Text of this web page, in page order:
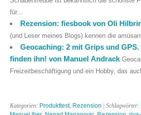
für...
Rezension: fiesbook von Oli
(und Leser meines Blogs) kennen die
Geocaching: 2 mit Grips und GPS.
finden ihn! von Manuel Andrack
Freizeitbeschäftigung und ein Hobby, das
Kategorien: Produkttest, Rezension | Schlagwörter: